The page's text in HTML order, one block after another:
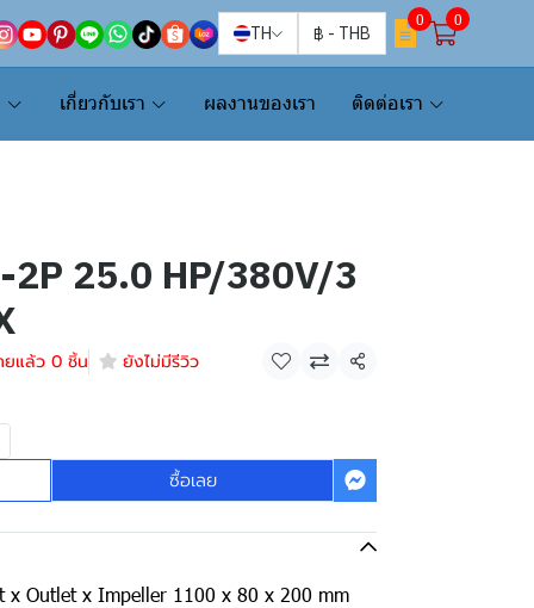
TH ฿ - THB
0 0
เกี่ยวกับเรา ผลงานของเรา ติดต่อเรา
2P 25.0 HP/380V/3
ยแล้ว 0 ชิ้น ยังไม่มีรีวิว แชร์
ซื้อเลย
x Outlet x Impeller 1100 x 80 x 200 mm